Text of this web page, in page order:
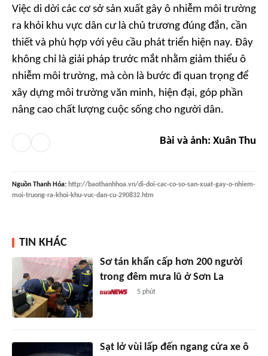
Việc di dời các cơ sở sản xuất gây ô nhiễm môi trường
ra khỏi khu vực dân cư là chủ trương đúng đắn, cần
thiết và phù hợp với yêu cầu phát triển hiện nay. Đây
không chỉ là giải pháp trước mắt nhằm giảm thiểu ô
nhiễm môi trường, mà còn là bước đi quan trọng để
xây dựng môi trường văn minh, hiện đại, góp phần
nâng cao chất lượng cuộc sống cho người dân.
Bài và ảnh: Xuân Thu
Nguồn Thanh Hóa: http://baothanhhoa.vn/di-doi-cac-co-so-san-xuat-gay-o-nhiem-
moi-truong-ra-khoi-khu-vuc-dan-cu-290832.htm
TIN KHÁC
Sơ tán khẩn cấp hơn 200 người
trong đêm mưa lũ ở Sơn La
5 phút
Sạt lở vùi lấp đến ngang cửa xe ô